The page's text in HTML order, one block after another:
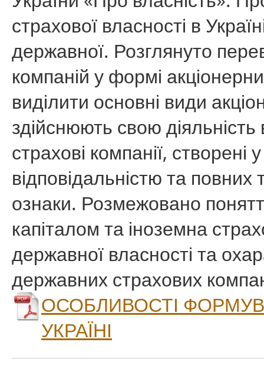
страхової власності в
державної. Розглянуто
компаній у формі
виділити основні види
здійснюють свою
страхові компанії,
відповідальністю та повних
ознаки. Розмежовано
капіталом та іноземна
державної власності та
державних страхових
ОСОБЛИВОСТІ
УКРАЇНІ